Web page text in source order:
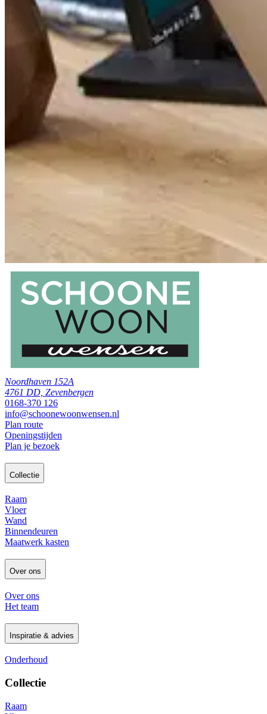
Noordhaven 152A
4761 DD, Zevenbergen
0168-370 126
info@schoonewoonwensen.nl
Plan route
Openingstijden
Plan je bezoek
Collectie
Raam
Vloer
Wand
Binnendeuren
Maatwerk kasten
Over ons
Over ons
Het team
Inspiratie & advies
Onderhoud
Collectie
Raam